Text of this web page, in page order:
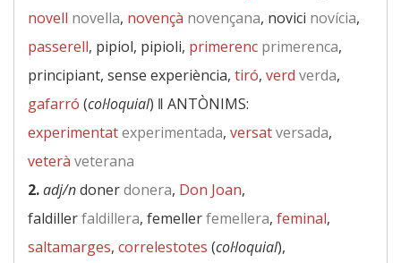
novell novella, novençà novençana, novici novícia,
passerell, pipiol, pipioli, primerenc primerenca,
principiant, sense experiència, tiró, verd verda,
gafarró (col·loquial) ‖ ANTÒNIMS:
experimentatexperimentada, versatversada,
veterà veterana
2.adj/ndonerdonera, Don Joan,
faldillerfaldillera, femellerfemellera, feminal,
saltamarges, correlestotes (col·loquial),